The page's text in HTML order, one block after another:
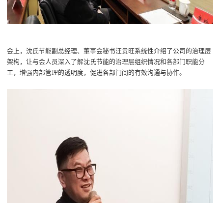
会上 ，沈氏节能副总经理、董事会秘书汪贵旺系统性介绍了 公司的治理层
架构，让与会人员深入了解沈氏节能的治理层组织情况和各部门职能分
工 ，增强内部管理的透明度，促进各部门间的有效沟通与协作。